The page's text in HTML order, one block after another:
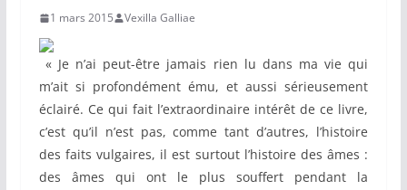
1 mars 2015 Vexilla Galliae
« Je n’ai peut-être jamais rien lu dans ma vie qui
m’ait si profondément ému, et aussi sérieusement
éclairé. Ce qui fait l’extraordinaire intérêt de ce livre,
c’est qu’il n’est pas, comme tant d’autres, l’histoire
des faits vulgaires, il est surtout l’histoire des âmes :
des âmes qui ont le plus souffert pendant la